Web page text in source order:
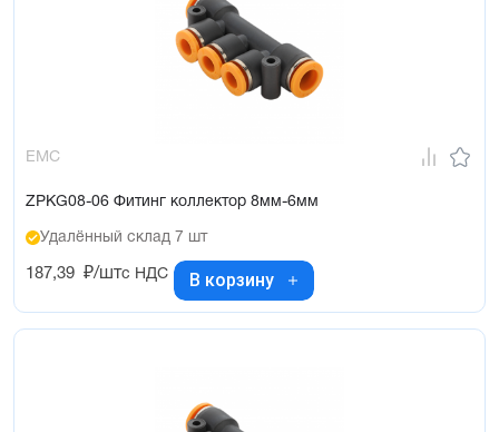
EMC
ZPKG08-06 Фитинг коллектор 8мм-6мм
Удалённый склад 7 шт
187,39 ₽/штс НДС В корзину